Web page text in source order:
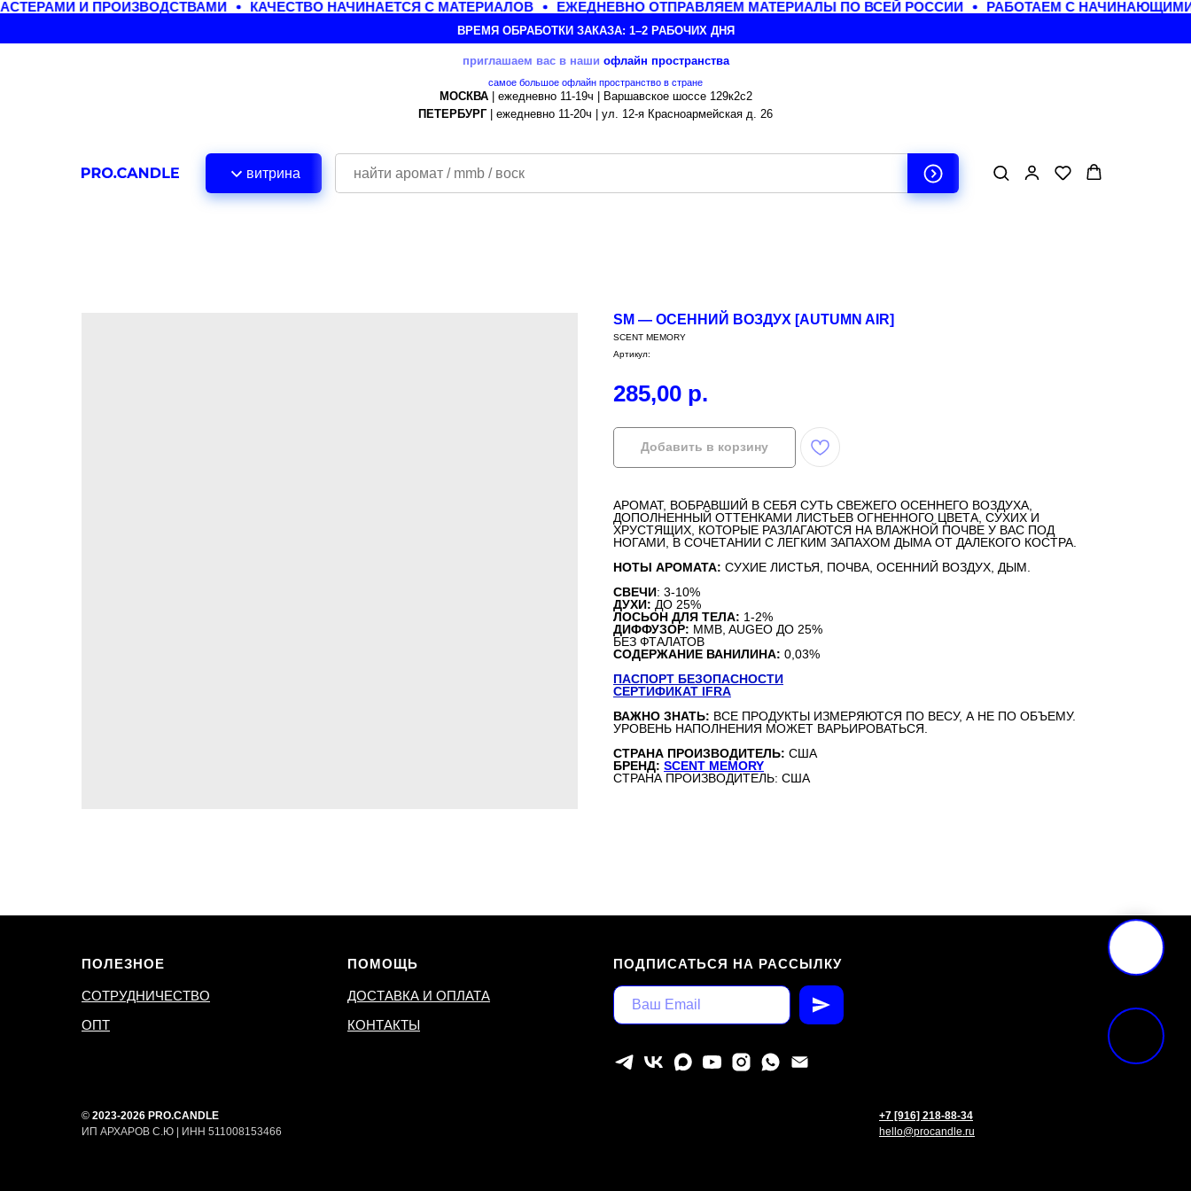
И ПРОИЗВОДСТВАМИ КАЧЕСТВО НАЧИНАЕТСЯ С МАТЕРИАЛОВ ЕЖЕДНЕВНО ОТПРАВЛЯЕМ МАТЕРИАЛЫ ПО ВСЕЙ РОССИИ РАБОТАЕМ С НАЧИНАЮЩИМИ
ВРЕМЯ ОБРАБОТКИ ЗАКАЗА: 1–2 РАБОЧИХ ДНЯ
приглашаем вас в наши офлайн пространства
самое большое офлайн пространство в стране
МОСКВА| ежедневно 11-19ч | Варшавское шоссе 129к2с2
ПЕТЕРБУРГ| ежедневно 11-20ч | ул. 12-я Красноармейская д. 26
витрина
SM — ОСЕННИЙ ВОЗДУХ [AUTUMN AIR]
SCENT MEMORY
Артикул:
285,00 р.
Добавить в корзину
АРОМАТ, ВОБРАВШИЙ В СЕБЯ СУТЬ СВЕЖЕГО ОСЕННЕГО ВОЗДУХА,
ДОПОЛНЕННЫЙ ОТТЕНКАМИ ЛИСТЬЕВ ОГНЕННОГО ЦВЕТА, СУХИХ И
ХРУСТЯЩИХ, КОТОРЫЕ РАЗЛАГАЮТСЯ НА ВЛАЖНОЙ ПОЧВЕ У ВАС ПОД
НОГАМИ, В СОЧЕТАНИИ С ЛЕГКИМ ЗАПАХОМ ДЫМА ОТ ДАЛЕКОГО КОСТРА.
НОТЫ АРОМАТА: СУХИЕ ЛИСТЬЯ, ПОЧВА, ОСЕННИЙ ВОЗДУХ, ДЫМ.
СВЕЧИ: 3-10%
ДУХИ: ДО 25%
ЛОСЬОН ДЛЯ ТЕЛА: 1-2%
ДИФФУЗОР: MMB, AUGEO ДО 25%
БЕЗ ФТАЛАТОВ
СОДЕРЖАНИЕ ВАНИЛИНА: 0,03%
ПАСПОРТ БЕЗОПАСНОСТИ
СЕРТИФИКАТ IFRA
ВАЖНО ЗНАТЬ: ВСЕ ПРОДУКТЫ ИЗМЕРЯЮТСЯ ПО ВЕСУ, А НЕ ПО ОБЪЕМУ.
УРОВЕНЬ НАПОЛНЕНИЯ МОЖЕТ ВАРЬИРОВАТЬСЯ.
СТРАНА ПРОИЗВОДИТЕЛЬ: США
БРЕНД: SCENT MEMORY
СТРАНА ПРОИЗВОДИТЕЛЬ: США
ПОЛЕЗНОЕ
СОТРУДНИЧЕСТВО
ОПТ
ПОМОЩЬ
ДОСТАВКА И ОПЛАТА
КОНТАКТЫ
ПОДПИСАТЬСЯ НА РАССЫЛКУ
© 2023-2026 PRO.CANDLE
ИП АРХАРОВ С.Ю | ИНН 511008153466
+7 [916] 218-88-34
hello@procandle.ru